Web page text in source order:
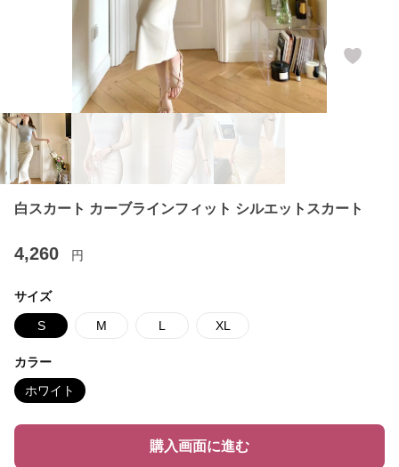
白スカート カーブラインフィット シルエットスカート
4,260 円
サイズ
S M L XL
カラー
ホワイト
購入画面に進む